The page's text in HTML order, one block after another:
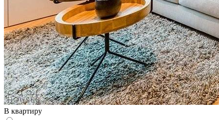
В квартиру